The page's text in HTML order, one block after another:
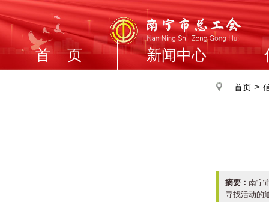
首 页 新闻中心
首页 >
摘要： 南宁
寻找活动的